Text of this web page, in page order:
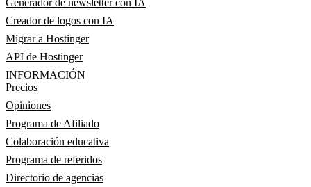
Generador de newsletter con IA
Creador de logos con IA
Migrar a Hostinger
API de Hostinger
INFORMACIÓN
Precios
Opiniones
Programa de Afiliado
Colaboración educativa
Programa de referidos
Directorio de agencias